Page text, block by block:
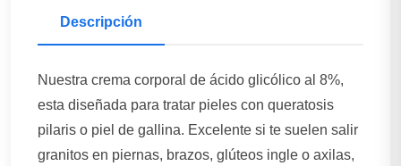
Descripción
Nuestra crema corporal de ácido glicólico al 8%,
esta diseñada para tratar pieles con queratosis
pilaris o piel de gallina. Excelente si te suelen salir
granitos en piernas, brazos, glúteos ingle o axilas,